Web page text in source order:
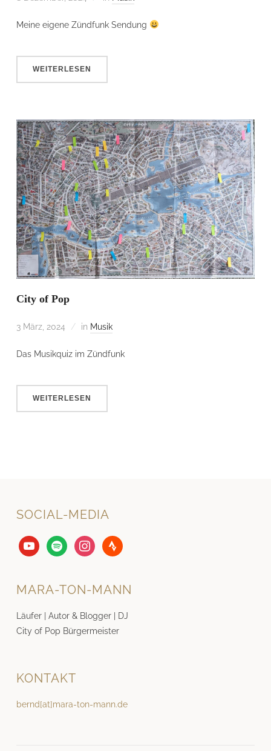
Meine eigene Zündfunk Sendung
WEITERLESEN
City of Pop
3 März, 2024 in Musik
Das Musikquiz im Zündfunk
WEITERLESEN
SOCIAL-MEDIA
youtubespotify instagramstrava
MARA-TON-MANN
Läufer | Autor & Blogger | DJ
City of Pop Bürgermeister
KONTAKT
bernd[at]mara-ton-mann.de